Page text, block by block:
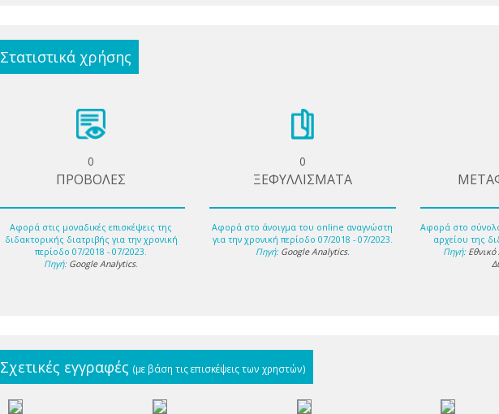
Στατιστικά χρήσης
0
ΠΡΟΒΟΛΕΣ
Αφορά στις μοναδικές επισκέψεις της
διδακτορικής διατριβής για την χρονική
περίοδο 07/2018 - 07/2023.
Πηγή: Google Analytics.
0
ΞΕΦΥΛΛΙΣΜΑΤΑ
Αφορά στο άνοιγμα του online αναγνώστη
για την χρονική περίοδο 07/2018 - 07/2023.
Πηγή: Google Analytics.
Αφορά στο
αρχείου της
Πηγή: Εθνικό
Σχετικές εγγραφές (με βάση τις επισκέψεις των χρηστών)